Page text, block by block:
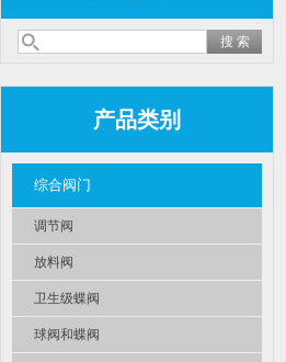
产品类别
综合阀门
调节阀
放料阀
卫生级蝶阀
球阀和蝶阀